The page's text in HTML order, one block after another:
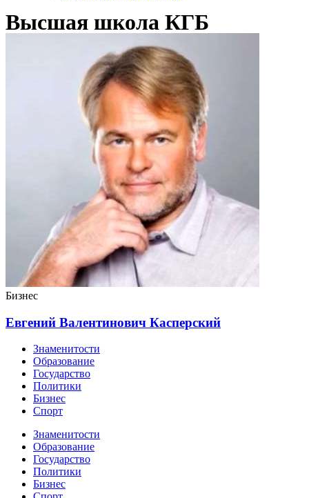
Высшая школа КГБ
Бизнес
Евгений Валентинович Касперский
Знаменитости
Образование
Государство
Политики
Бизнес
Спорт
Знаменитости
Образование
Государство
Политики
Бизнес